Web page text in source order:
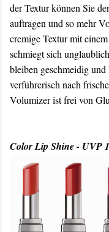
der Textur können Sie
auftragen und so mehr
cremige Textur mit
schmiegt sich
bleiben geschmeidig
verführerisch nach
Volumizer ist frei von
Color Lip Shine - UVP